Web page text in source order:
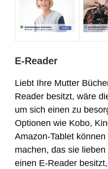
E-Reader
Liebt Ihre Mutter
Reader besitzt, wäre
um sich einen zu
Optionen wie Kobo,
Amazon-Tablet
machen, das sie
einen E-Reader